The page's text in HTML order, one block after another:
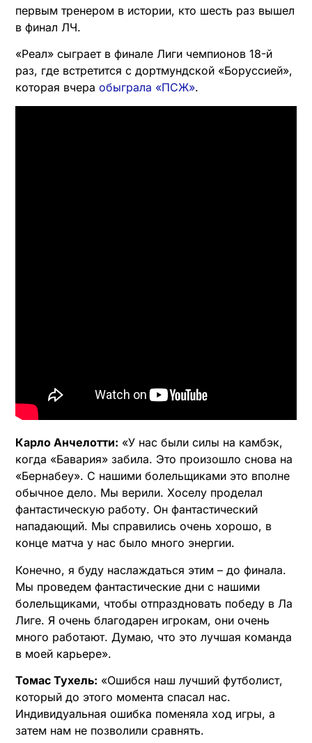
первым тренером в истории, кто шесть раз вышел
в финал ЛЧ.
«Реал» сыграет в финале Лиги чемпионов 18-й
раз, где встретится с дортмундской «Боруссией»,
которая вчера обыграла «ПСЖ».
Карло Анчелотти: «У нас были силы на камбэк,
когда «Бавария» забила. Это произошло снова на
«Бернабеу». С нашими болельщиками это вполне
обычное дело. Мы верили. Хоселу проделал
фантастическую работу. Он фантастический
нападающий. Мы справились очень хорошо, в
конце матча у нас было много энергии.
Конечно, я буду наслаждаться этим – до финала.
Мы проведем фантастические дни с нашими
болельщиками, чтобы отпраздновать победу в Ла
Лиге. Я очень благодарен игрокам, они очень
много работают. Думаю, что это лучшая команда
в моей карьере».
Томас Тухель: «Ошибся наш лучший футболист,
который до этого момента спасал нас.
Индивидуальная ошибка поменяла ход игры, а
затем нам не позволили сравнять.